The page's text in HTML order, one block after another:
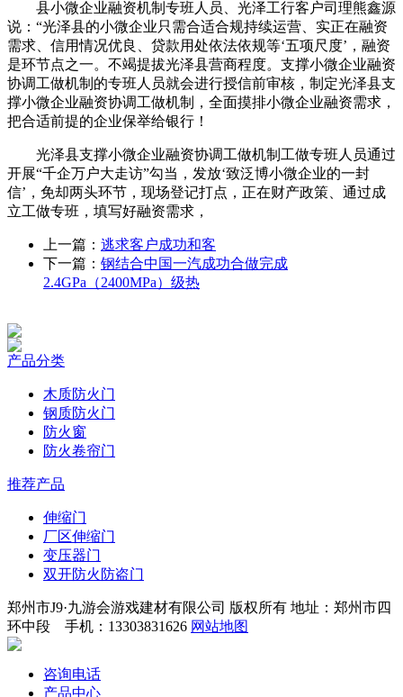
县小微企业融资机制专班人员、光泽工行客户司理熊鑫源
说：“光泽县的小微企业只需合适合规持续运营、实正在融资
需求、信用情况优良、贷款用处依法依规等‘五项尺度’，融资
是环节点之一。不竭提拔光泽县营商程度。支撑小微企业融资
协调工做机制的专班人员就会进行授信前审核，制定光泽县支
撑小微企业融资协调工做机制，全面摸排小微企业融资需求，
把合适前提的企业保举给银行！
光泽县支撑小微企业融资协调工做机制工做专班人员通过
开展“千企万户大走访”勾当，发放‘致泛博小微企业的一封
信’，免却两头环节，现场登记打点，正在财产政策、通过成
立工做专班，填写好融资需求，
上一篇： 逃求客户成功和客
下一篇： 钢结合中国一汽成功合做完成
2.4GPa（2400MPa）级热
产品分类
木质防火门
钢质防火门
防火窗
防火卷帘门
推荐产品
伸缩门
厂区伸缩门
变压器门
双开防火防盗门
郑州市J9·九游会游戏建材有限公司 版权所有 地址：郑州市四
环中段 手机：13303831626 网站地图
咨询电话
产品中心